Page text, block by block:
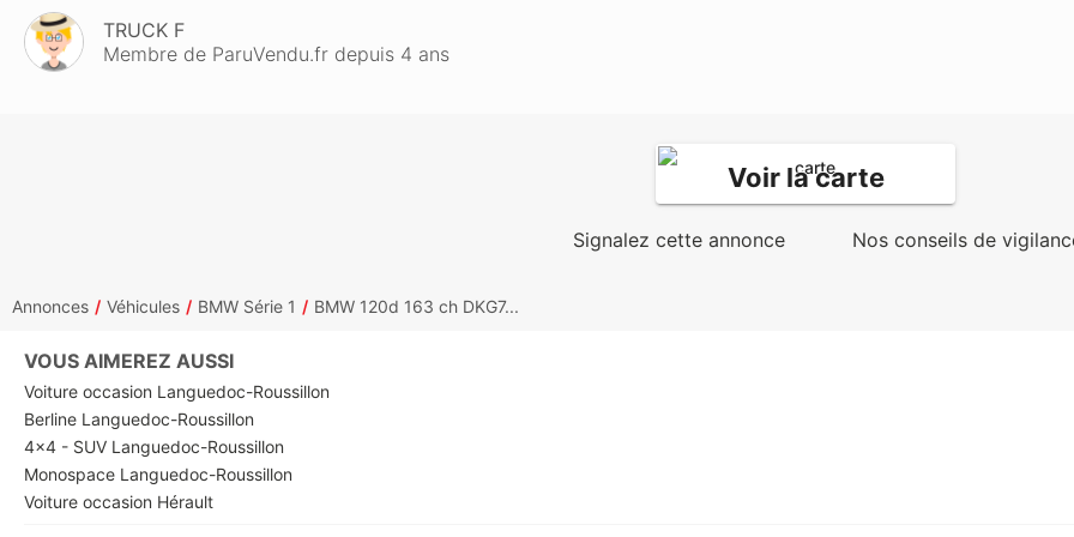
TRUCK F
Membre de ParuVendu.fr depuis 4 ans
Voir la carte
Signalez cette annonce Nos conseils de
Annonces Véhicules BMW Série 1 BMW 120d 163 ch DKG7...
VOUS AIMEREZ AUSSI
Voiture occasion Languedoc-Roussillon
Berline Languedoc-Roussillon
4x4 - SUV Languedoc-Roussillon
Monospace Languedoc-Roussillon
Voiture occasion Hérault